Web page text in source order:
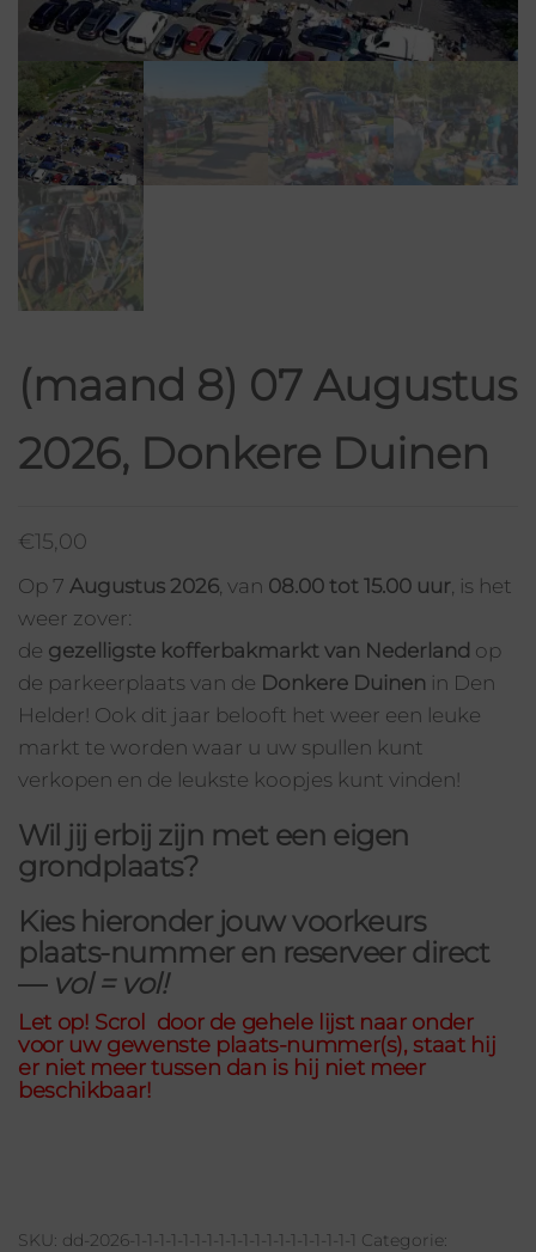
(maand 8) 07 Augustus
2026, Donkere Duinen
€15,00
Op 7 Augustus 2026 , van 08.00 tot 15.00 uur , is het
weer zover:
de gezelligste kofferbakmarkt van Nederland op
de parkeerplaats van de Donkere Duinen in Den
Helder! Ook dit jaar belooft het weer een leuke
markt te worden waar u uw spullen kunt
verkopen en de leukste koopjes kunt vinden!
Wil jij erbij zijn met een eigen
grondplaats?
Kies hieronder jouwvoorkeurs
plaats-nummeren reserveer direct
— vol = vol!
Let op! Scrol door de gehele lijst naar onder
voor uw gewenste plaats-nummer(s), staat hij
er niet meer tussen dan is hij niet meer
beschikbaar!
SKU: dd-2026-1-1-1-1-1-1-1-1-1-1-1-1-1-1-1-1-1-1-1 Categorie: